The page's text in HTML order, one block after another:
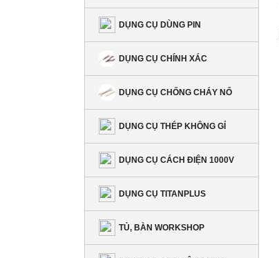
DỤNG CỤ DÙNG PIN
DỤNG CỤ CHÍNH XÁC
DỤNG CỤ CHỐNG CHÁY NỔ
DỤNG CỤ THÉP KHÔNG GỈ
DỤNG CỤ CÁCH ĐIỆN 1000V
DỤNG CỤ TITANPLUS
TỦ, BÀN WORKSHOP